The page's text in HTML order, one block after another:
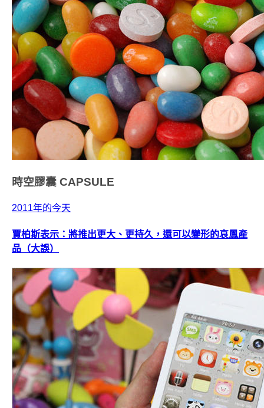
時空膠囊 CAPSULE
2011年的今天
賈柏斯表示：將推出更大、更持久，還可以變形的哀鳳產
品（大誤）